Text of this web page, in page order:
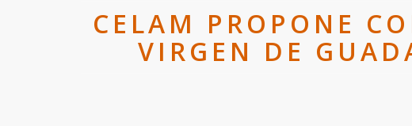
CELAM PROPONE
VIRGEN DE